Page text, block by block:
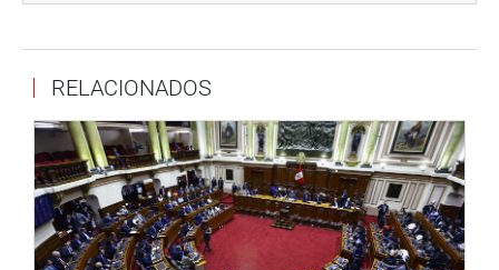
El Tigre, en Bagua Grande, la cual cuenta con una
de campo.
Los agricultores manifestaron que desde hace 10 años
utilizan agua de lluvia para regar sus cultivos.
Ante esta situación, Zeta Chunga indicó que solicitará
apoyo al Midagri debido a que el funcionamiento del
canal El Tigre beneficiaría a más de 250 familias de
RELACIONADOS